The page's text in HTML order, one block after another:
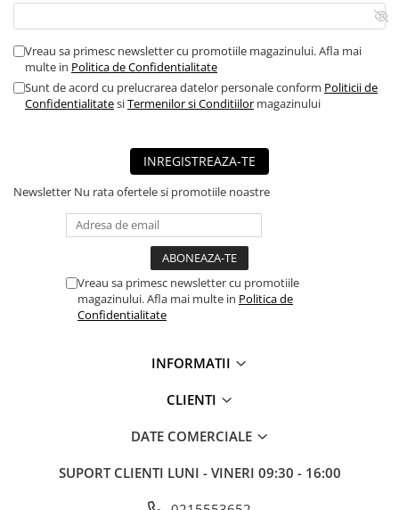
■ Lampi camioane
■ Carlige remorcare
■ Accesorii vehicule electrice
■ Vulcanizare
■ Vopsea spray
■ Sistem AC
► Ulei motor autoturisme
■ Ulei motor RAVENOL
■ Ulei motor MOTUL
Vreau sa primesc newsletter cu promotiile magazinului. Afla mai
multe in Politica de Confidentialitate
Sunt de acord cu prelucrarea datelor personale conform Politicii de
ConfidentialitatesiTermenilor si Conditiilor magazinului
INREGISTREAZA-TE
Newsletter Nu rata ofertele si promotiile noastre
Vreau sa primesc newsletter cu promotiile
magazinului. Afla mai multe in Politica de
Confidentialitate
INFORMATII
CLIENTI
DATE COMERCIALE
SUPORT CLIENTI LUNI - VINERI 09:30 - 16:00